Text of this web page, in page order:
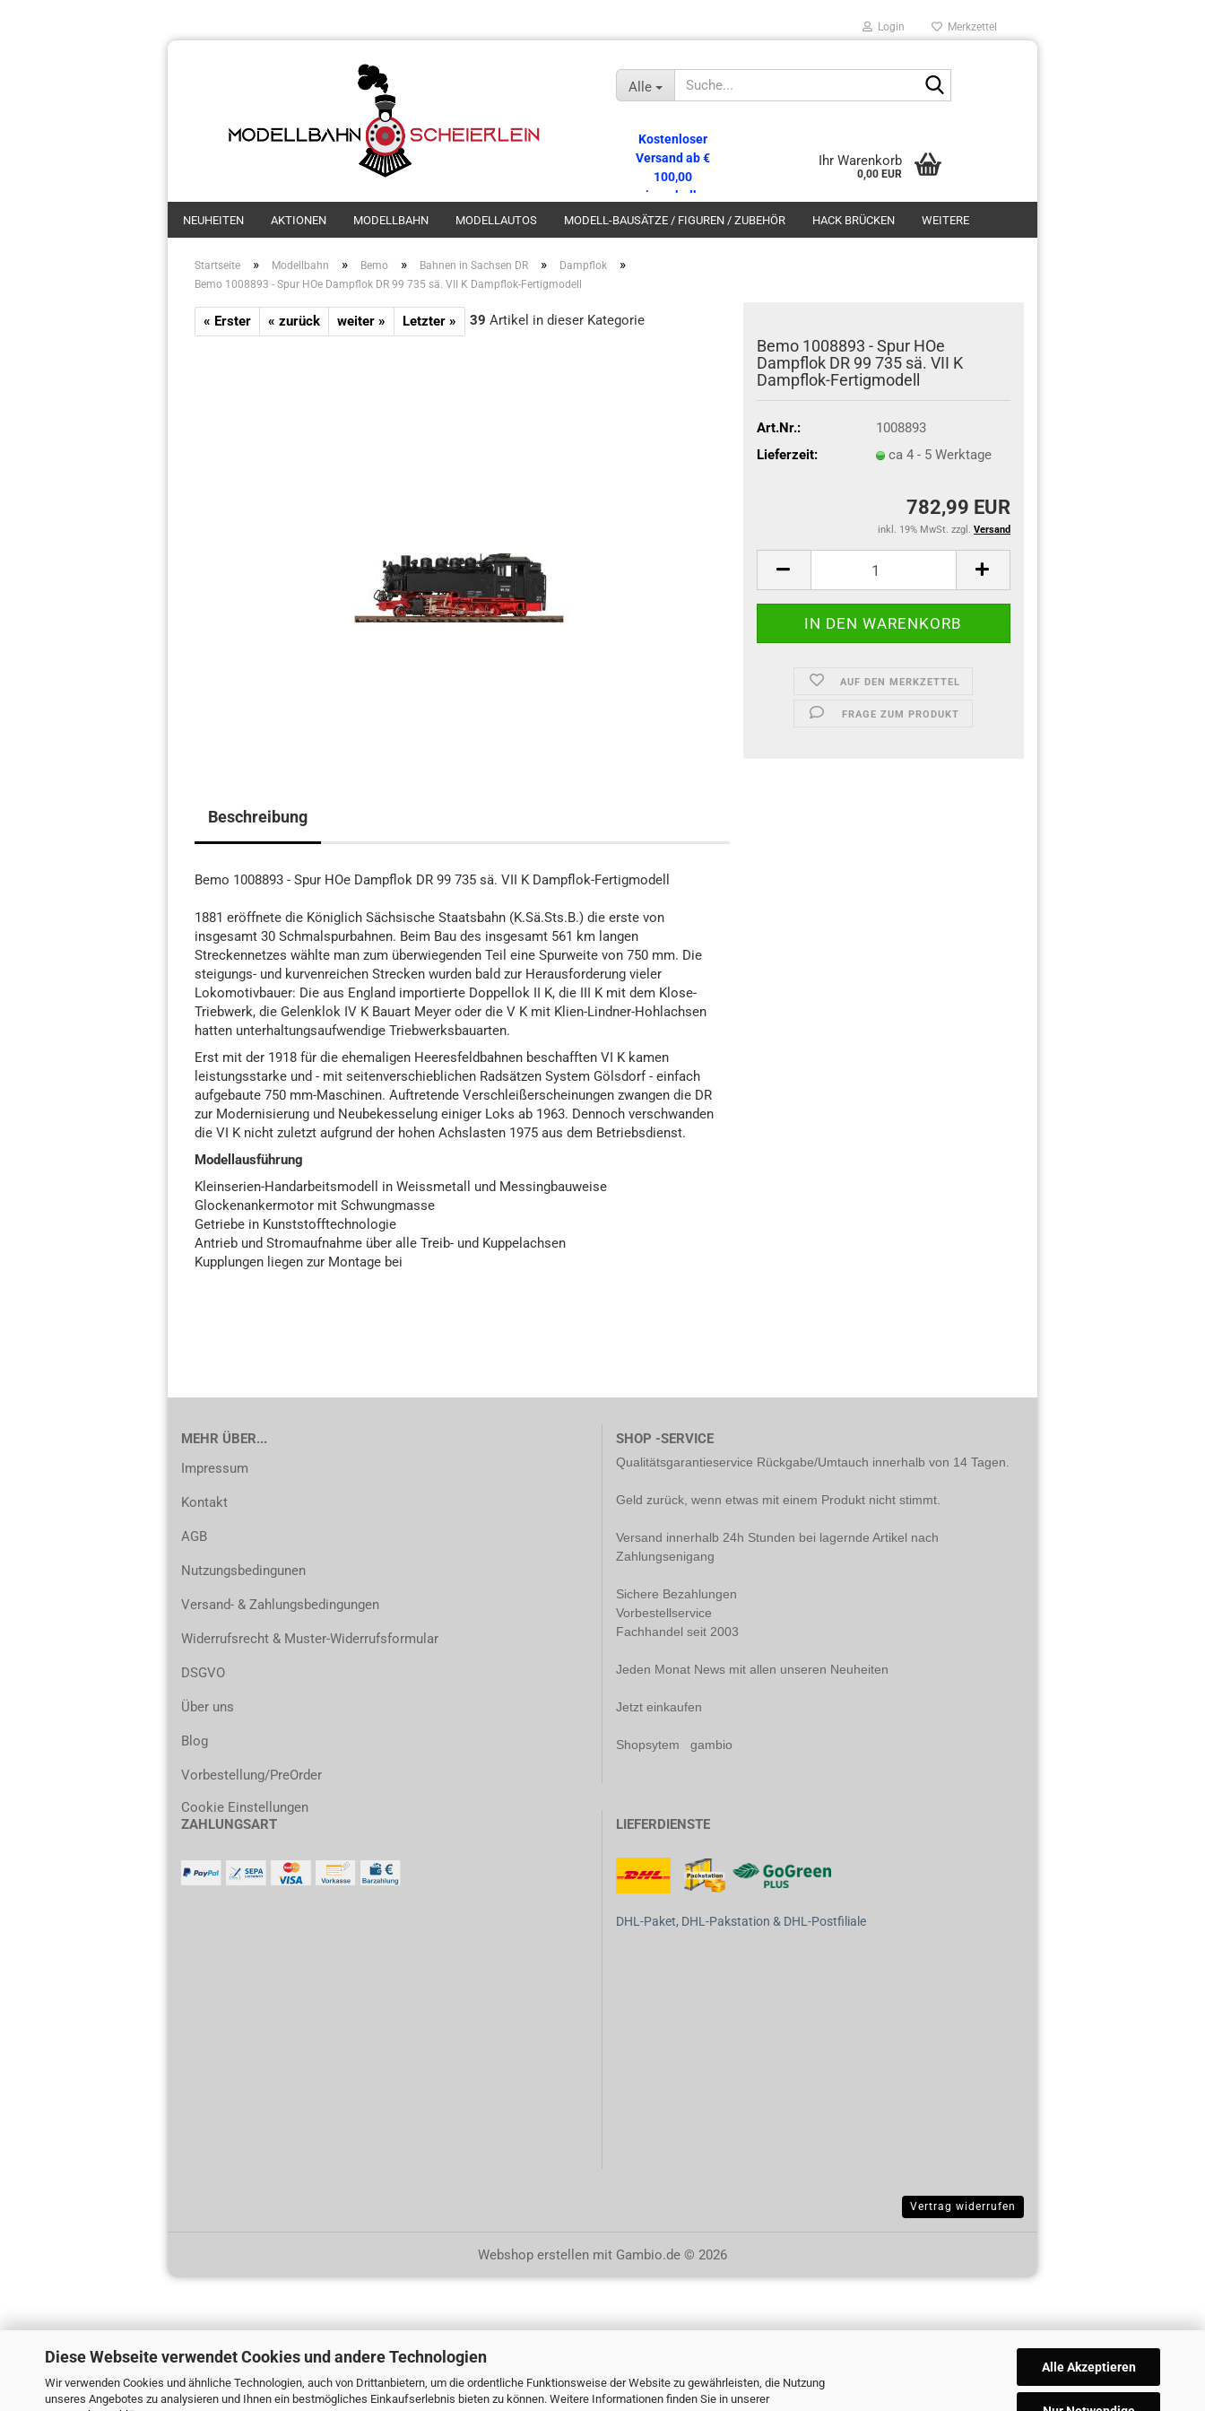
Diese Webseite verwendet Cookies und andere Technologien
Wir verwenden Cookies und ähnliche Technologien, auch von Drittanbietern, um die ordentliche Funktionsweise der Website zu gewährleisten, die Nutzung
unseres Angebotes zu analysieren und Ihnen ein bestmögliches Einkaufserlebnis bieten zu können. Weitere Informationen finden Sie in unserer
Alle Akzeptieren
Login Merkzettel
Alle
Kostenloser
Versand ab €
100,00
innerhalb
Deutschlands!
Ihr Warenkorb
0,00 EUR
NEUHEITEN AKTIONEN MODELLBAHN MODELLAUTOS MODELL-BAUSÄTZE / FIGUREN / ZUBEHÖR HACK BRÜCKEN WEITERE
Startseite » Modellbahn » Bemo » Bahnen in Sachsen DR » Dampflok »
Bemo 1008893 - Spur HOe Dampflok DR 99 735 sä. VII K Dampflok-Fertigmodell
« Erster « zurück weiter » Letzter » 39 Artikel in dieser Kategorie
Bemo 1008893 - Spur HOe
Dampflok DR 99 735 sä. VII K
Dampflok-Fertigmodell
Art.Nr.:
1008893
Lieferzeit:
ca 4 - 5 Werktage
782,99 EUR
inkl. 19% MwSt. zzgl. Versand
AUF DEN MERKZETTEL
FRAGE ZUM PRODUKT
Beschreibung
Bemo 1008893 - Spur HOe Dampflok DR 99 735 sä. VII K Dampflok-Fertigmodell
1881 eröffnete die Königlich Sächsische Staatsbahn (K.Sä.Sts.B.) die erste von
insgesamt 30 Schmalspurbahnen. Beim Bau des insgesamt 561 km langen
Streckennetzes wählte man zum überwiegenden Teil eine Spurweite von 750 mm. Die
steigungs- und kurvenreichen Strecken wurden bald zur Herausforderung vieler
Lokomotivbauer: Die aus England importierte Doppellok II K, die III K mit dem Klose-
Triebwerk, die Gelenklok IV K Bauart Meyer oder die V K mit Klien-Lindner-Hohlachsen
hatten unterhaltungsaufwendige Triebwerksbauarten.
Erst mit der 1918 für die ehemaligen Heeresfeldbahnen beschafften VI K kamen
leistungsstarke und - mit seitenverschieblichen Radsätzen System Gölsdorf - einfach
aufgebaute 750 mm-Maschinen. Auftretende Verschleißerscheinungen zwangen die DR
zur Modernisierung und Neubekesselung einiger Loks ab 1963. Dennoch verschwanden
die VI K nicht zuletzt aufgrund der hohen Achslasten 1975 aus dem Betriebsdienst.
Modellausführung
Kleinserien-Handarbeitsmodell in Weissmetall und Messingbauweise
Glockenankermotor mit Schwungmasse
Getriebe in Kunststofftechnologie
Antrieb und Stromaufnahme über alle Treib- und Kuppelachsen
Kupplungen liegen zur Montage bei
MEHR ÜBER...
Impressum
Kontakt
AGB
Nutzungsbedingunen
Versand- & Zahlungsbedingungen
Widerrufsrecht & Muster-Widerrufsformular
DSGVO
Über uns
Blog
Vorbestellung/PreOrder
Cookie Einstellungen
SHOP -SERVICE
Qualitätsgarantieservice Rückgabe/Umtauch innerhalb von 14 Tagen.
Geld zurück, wenn etwas mit einem Produkt nicht stimmt.
Versand innerhalb 24h Stunden bei lagernde Artikel nach
Zahlungsenigang
Sichere Bezahlungen
Vorbestellservice
Fachhandel seit 2003
Jeden Monat News mit allen unseren Neuheiten
Jetzt einkaufen
Shopsytem gambio
ZAHLUNGSART LIEFERDIENSTE
DHL-Paket, DHL-Pakstation & DHL-Postfiliale
Vertrag widerrufen
Webshop erstellen mit Gambio.de © 2026